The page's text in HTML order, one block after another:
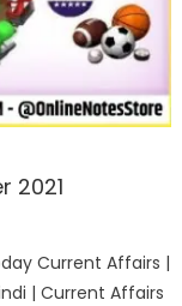
2021
Current Affairs |
| Current Affairs